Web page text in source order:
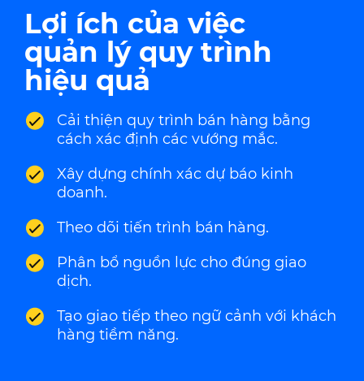
Lợi ích của việc
quản lý quy trình
hiệu quả
Cải thiện quy trình bán hàng bằng
cách xác định các vướng mắc.
Xây dựng chính xác dự báo kinh
doanh.
Theo dõi tiến trình bán hàng.
Phân bổ nguồn lực cho đúng giao
dịch.
Tạo giao tiếp theo ngữ cảnh với khách
hàng tiềm năng.